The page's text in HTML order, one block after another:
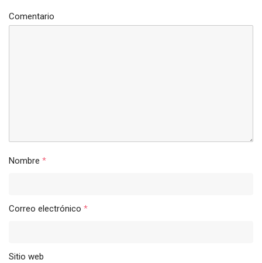
Comentario
Nombre *
Correo electrónico *
Sitio web